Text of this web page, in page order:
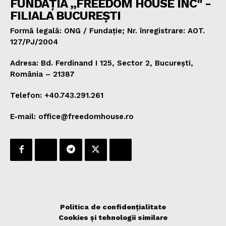
FUNDAȚIA „FREEDOM HOUSE INC" -
FILIALA BUCUREȘTI
Formă legală: ONG / Fundație; Nr. înregistrare: AOT.
127/PJ/2004
Adresa: Bd. Ferdinand I 125, Sector 2, București,
România – 21387
Telefon: +40.743.291.261
E-mail: office@freedomhouse.ro
Politica de confidențialitate
Cookies și tehnologii similare